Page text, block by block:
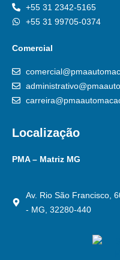
+55 31 2342-5165
+55 31 99705-0374
Comercial
Localização
PMA – Matriz MG
Av. Rio São Francisco,
- MG, 32280-440